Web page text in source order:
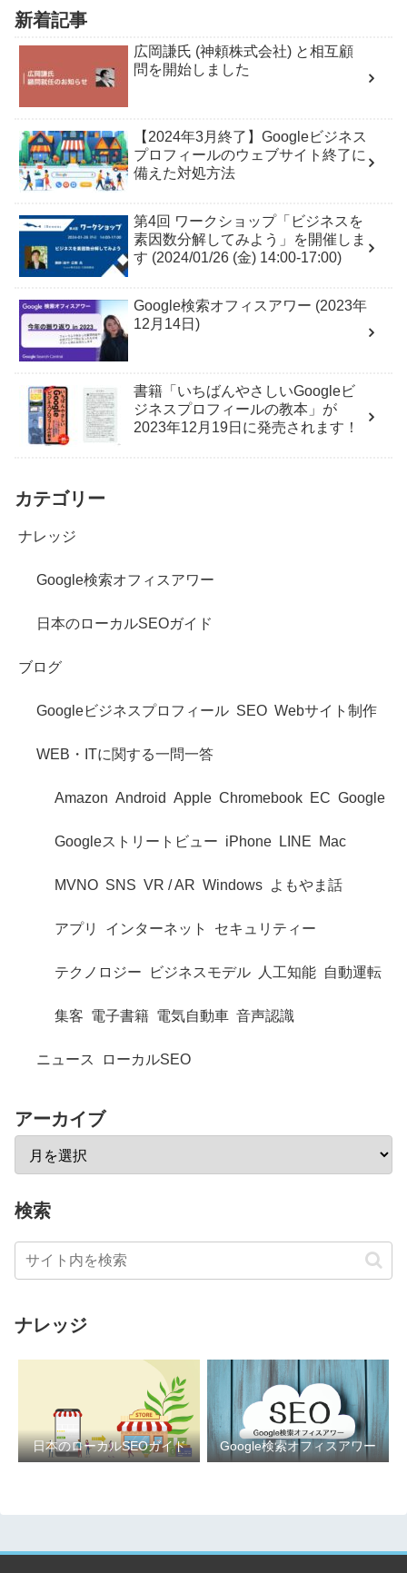
新着記事
広岡謙氏 (神頼株式会社) と相互顧
問を開始しました
【2024年3月終了】Googleビジネス
プロフィールのウェブサイト終了に
備えた対処方法
第4回 ワークショップ「ビジネスを
素因数分解してみよう」を開催しま
す (2024/01/26 (金) 14:00-17:00)
Google検索オフィスアワー (2023年
12月14日)
書籍「いちばんやさしいGoogleビ
ジネスプロフィールの教本」が
2023年12月19日に発売されます！
カテゴリー
ナレッジ
Google検索オフィスアワー
日本のローカルSEOガイド
ブログ
Googleビジネスプロフィール SEO Webサイト制作
WEB・ITに関する一問一答
Amazon Android Apple Chromebook EC Google
Googleストリートビュー iPhone LINE Mac
MVNO SNS VR / AR Windows よもやま話
アプリ インターネット セキュリティー
テクノロジー ビジネスモデル 人工知能 自動運転
集客 電子書籍 電気自動車 音声認識
ニュース ローカルSEO
アーカイブ
検索
ナレッジ
日本のローカルSEOガイド Google検索オフィスアワー